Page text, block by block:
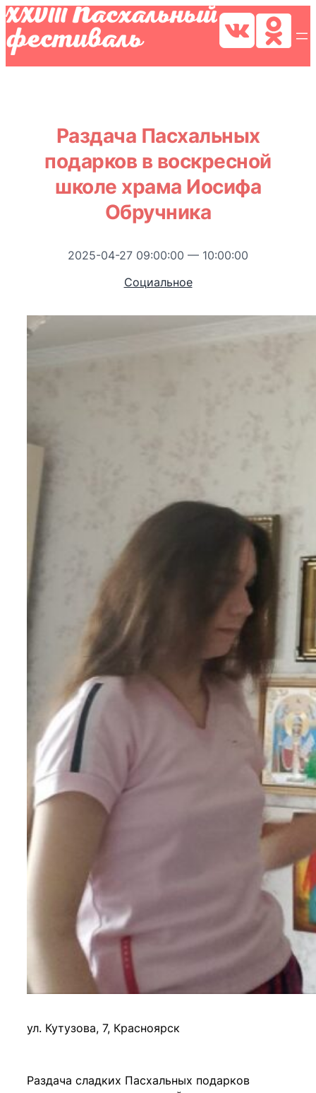
Раздача Пасхальных
подарков в воскресной
школе храма Иосифа
Обручника
2025-04-27 09:00:00 — 10:00:00
Социальное
ул. Кутузова, 7, Красноярск
Раздача сладких Пасхальных подарков